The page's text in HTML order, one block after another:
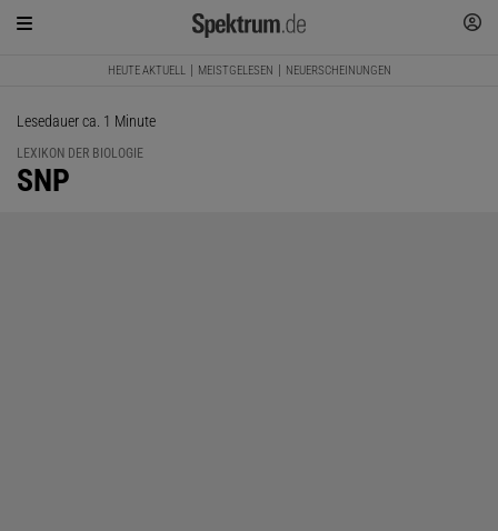
HEUTE AKTUELL MEISTGELESEN NEUERSCHEINUNGEN
Lesedauer ca. 1 Minute
LEXIKON DER BIOLOGIE
:
SNP